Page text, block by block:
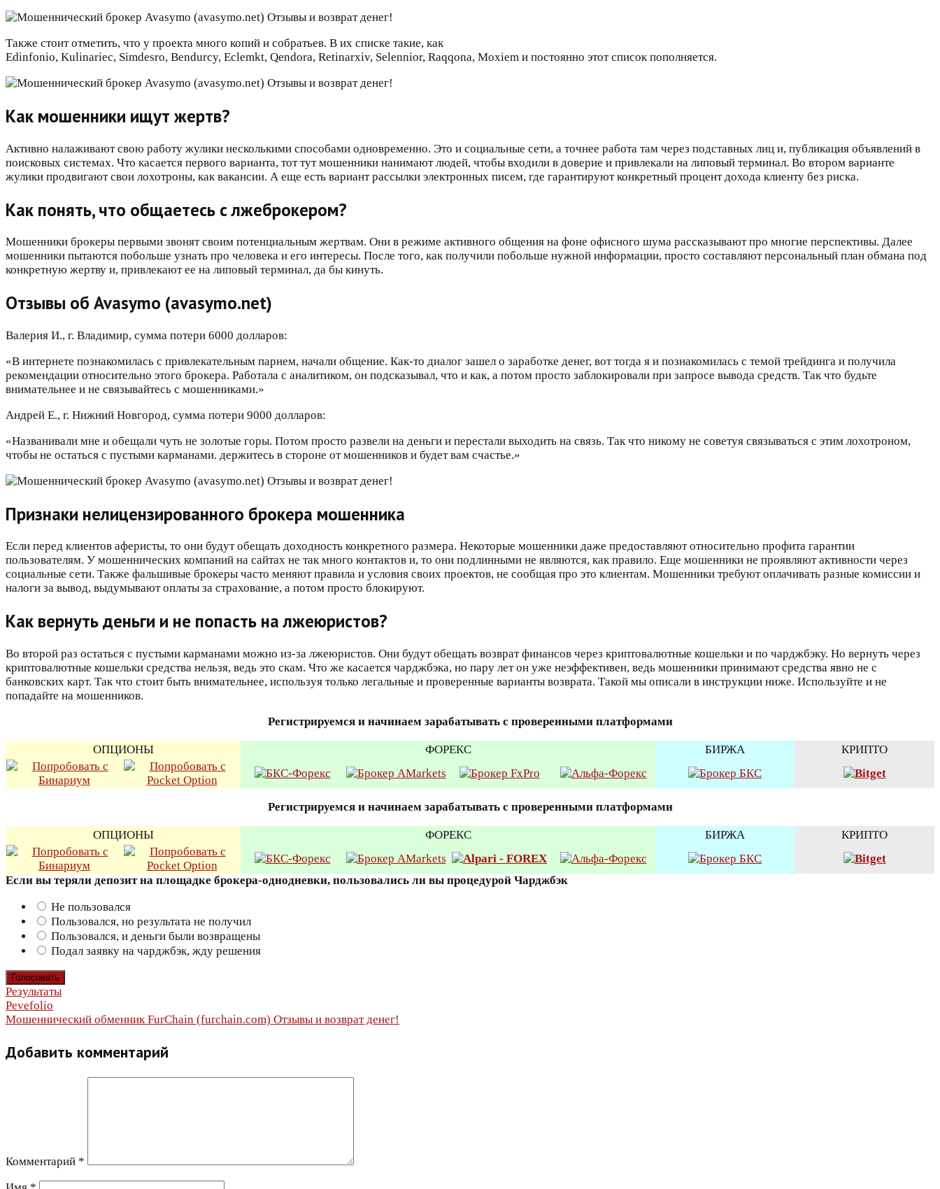
Также стоит отметить, что у проекта много копий и собратьев. В их списке такие, как
Edinfonio, Kulinariec, Simdesro, Bendurcy, Eclemkt, Qendora, Retinarxiv, Selennior, Raqqona, Moxiem и постоянно этот список пополняется.
Как мошенники ищут жертв?
Активно налаживают свою работу жулики несколькими способами одновременно. Это и социальные сети, а точнее работа там через подставных лиц и, публикация объявлений в
поисковых системах. Что касается первого варианта, тот тут мошенники нанимают людей, чтобы входили в доверие и привлекали на липовый терминал. Во втором варианте
жулики продвигают свои лохотроны, как вакансии. А еще есть вариант рассылки электронных писем, где гарантируют конкретный процент дохода клиенту без риска.
Как понять, что общаетесь с лжеброкером?
Мошенники брокеры первыми звонят своим потенциальным жертвам. Они в режиме активного общения на фоне офисного шума рассказывают про многие перспективы. Далее
мошенники пытаются побольше узнать про человека и его интересы. После того, как получили побольше нужной информации, просто составляют персональный план обмана под
конкретную жертву и, привлекают ее на липовый терминал, да бы кинуть.
Отзывы об Avasymo (avasymo.net)
Валерия И., г. Владимир, сумма потери 6000 долларов:
«В интернете познакомилась с привлекательным парнем, начали общение. Как-то диалог зашел о заработке денег, вот тогда я и познакомилась с темой трейдинга и получила
рекомендации относительно этого брокера. Работала с аналитиком, он подсказывал, что и как, а потом просто заблокировали при запросе вывода средств. Так что будьте
внимательнее и не связывайтесь с мошенниками.»
Андрей Е., г. Нижний Новгород, сумма потери 9000 долларов:
«Названивали мне и обещали чуть не золотые горы. Потом просто развели на деньги и перестали выходить на связь. Так что никому не советуя связываться с этим лохотроном,
чтобы не остаться с пустыми карманами. держитесь в стороне от мошенников и будет вам счастье.»
Признаки нелицензированного брокера мошенника
Если перед клиентов аферисты, то они будут обещать доходность конкретного размера. Некоторые мошенники даже предоставляют относительно профита гарантии
пользователям. У мошеннических компаний на сайтах не так много контактов и, то они подлинными не являются, как правило. Еще мошенники не проявляют активности через
социальные сети. Также фальшивые брокеры часто меняют правила и условия своих проектов, не сообщая про это клиентам. Мошенники требуют оплачивать разные комиссии и
налоги за вывод, выдумывают оплаты за страхование, а потом просто блокируют.
Как вернуть деньги и не попасть на лжеюристов?
Во второй раз остаться с пустыми карманами можно из-за лжеюристов. Они будут обещать возврат финансов через криптовалютные кошельки и по чарджбэку. Но вернуть через
криптовалютные кошельки средства нельзя, ведь это скам. Что же касается чарджбэка, но пару лет он уже неэффективен, ведь мошенники принимают средства явно не с
банковских карт. Так что стоит быть внимательнее, используя только легальные и проверенные варианты возврата. Такой мы описали в инструкции ниже. Используйте и не
попадайте на мошенников.
Регистрируемся и начинаем зарабатывать с проверенными платформами
ОПЦИОНЫ ФОРЕКС БИРЖА КРИПТО
Регистрируемся и начинаем зарабатывать с проверенными платформами
ОПЦИОНЫ ФОРЕКС БИРЖА КРИПТО
Если вы теряли депозит на площадке брокера-однодневки, пользовались ли вы процедурой Чарджбэк
Не пользовался
Пользовался, но результата не получил
Пользовался, и деньги были возвращены
Подал заявку на чарджбэк, жду решения
Результаты
Навигация
по
записям
Pevefolio
Мошеннический обменник FurChain (furchain.com) Отзывы и возврат денег!
Добавить комментарий
Комментарий *